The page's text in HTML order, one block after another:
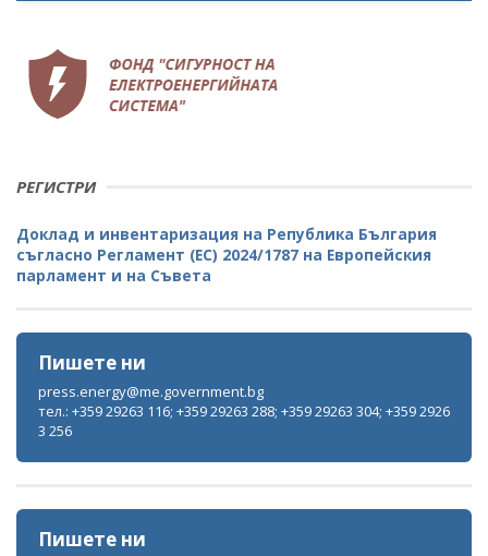
РЕГИСТРИ
Доклад и инвентаризация на Република България
съгласно Регламент (ЕС) 2024/1787 на Европейския
парламент и на Съвета
Пишете ни
press.energy@me.government.bg
тел.: +359 29263 116; +359 29263 288; +359 29263 304; +359 2926
3 256
Пишете ни